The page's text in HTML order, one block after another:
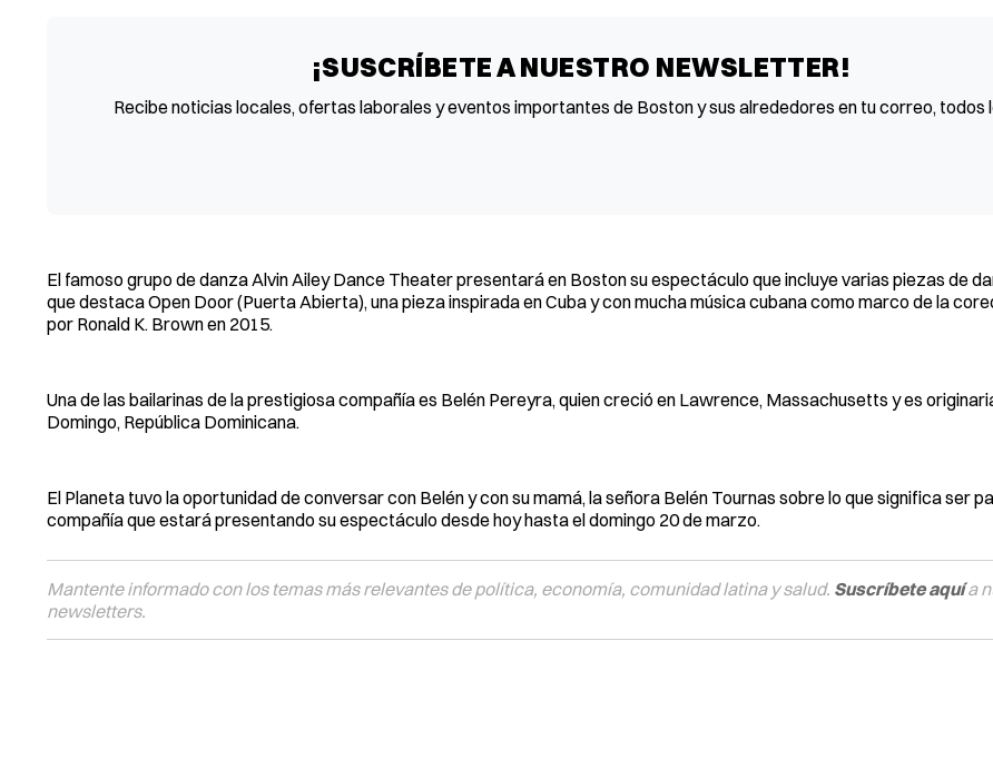
¡SUSCRÍBETE A NUESTRO NEWSLETTER!
Recibe noticias locales, ofertas laborales y eventos importantes de Boston y sus alrededores en tu correo, todos
El famoso grupo de danza Alvin Ailey Dance Theater presentará en Boston su espectáculo que incluye varias piezas de
que destaca Open Door (Puerta Abierta), una pieza inspirada en Cuba y con mucha música cubana como marco de la
por Ronald K. Brown en 2015.
Una de las bailarinas de la prestigiosa compañía es Belén Pereyra, quien creció en Lawrence, Massachusetts y es
Domingo, República Dominicana.
El Planeta tuvo la oportunidad de conversar con Belén y con su mamá, la señora Belén Tournas sobre lo que significa ser
compañía que estará presentando su espectáculo desde hoy hasta el domingo 20 de marzo.
Mantente informado con los temas más relevantes de política, economía, comunidad latina y salud. Suscríbete aquía
newsletters.